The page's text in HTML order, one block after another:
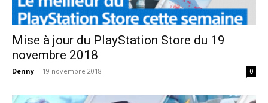
Mise à jour du PlayStation Store du 19
novembre 2018
Denny - 19 novembre 2018 0